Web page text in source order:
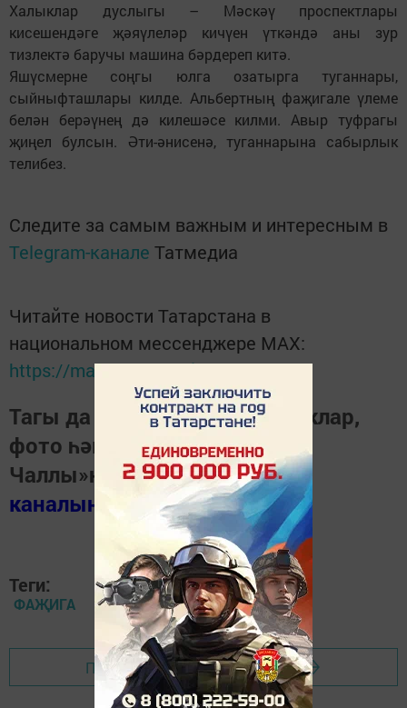
Халыклар дуслыгы – Мәскәү проспектлары
кисешендәге җәяүлеләр кичүен үткәндә аны зур
тизлектә баручы машина бәрдереп китә.
Яшүсмерне соңгы юлга озатырга туганнары,
сыйныфташлары килде. Альбертның фаҗигале үлеме
белән берәүнең дә килешәсе килми. Авыр туфрагы
җиңел булсын. Әти-әнисенә, туганнарына сабырлык
телибез.
Следите за самым важным и интересным в
Telegram-канале Татмедиа
Читайте новости Татарстана в
национальном мессенджере MАХ:
https://max.ru/tatmedia
Тагы да кызыклырак яңалыклар,
фото һәм видеолар «Шәһри
Чаллы»ның MAX
каналында
(язылыгыз).
Теги:
ФАҖИГА
Перейти на страницу новости